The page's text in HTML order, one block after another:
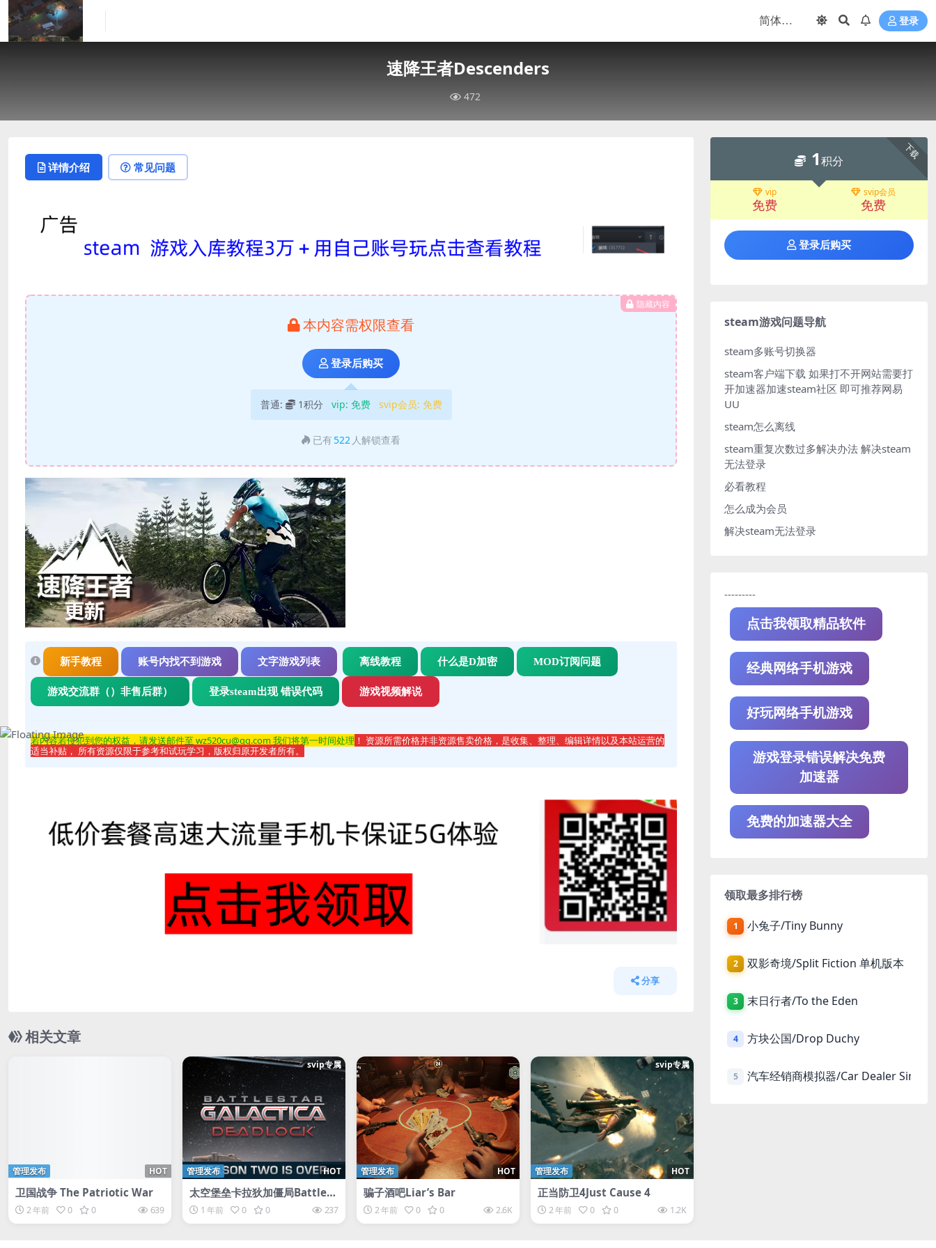
登录
速降王者Descenders
472
详情介绍 常见问题
隐藏内容
本内容需权限查看
登录后购买
普通: 1积分 vip: 免费 svip会员: 免费
已有 522 人解锁查看
新手教程 账号内找不到游戏 文字游戏列表 离线教程 什么是D加密 MOD订阅问题
游戏交流群（）非售后群） 登录steam出现 错误代码 游戏视频解说
若内容若侵犯到您的权益，请发送邮件至 wz520cu@qq.com 我们将第一时间处理 ！ 资源所需价格并非资源售卖价格，是收集、整理、编辑详情以及本站运营的
适当补贴， 所有资源仅限于参考和试玩学习，版权归原开发者所有。
分享
相关文章
HOT
管理发布
卫国战争 The Patriotic War
2 年前 0 0 639
svip专属
HOT
管理发布
太空堡垒卡拉狄加僵局Battlest
ar Galactica Deadlock
1 年前 0 0 237
HOT
管理发布
骗子酒吧Liar’s Bar
2 年前 0 0 2.6K
svip专属
HOT
管理发布
正当防卫4Just Cause 4
2 年前 0 0 1.2K
下载
1积分
vip
免费
svip会员
免费
登录后购买
steam游戏问题导航
steam多账号切换器
steam客户端下载 如果打不开网站需要打
开加速器加速steam社区 即可推荐网易
UU
steam怎么离线
steam重复次数过多解决办法 解决steam
无法登录
必看教程
怎么成为会员
解决steam无法登录
---------
点击我领取精品软件
经典网络手机游戏
好玩网络手机游戏
游戏登录错误解决免费
加速器
免费的加速器大全
领取最多排行榜
1 小兔子/Tiny Bunny
2 双影奇境/Split Fiction 单机版本
3 末日行者/To the Eden
4 方块公国/Drop Duchy
5 汽车经销商模拟器/Car Dealer